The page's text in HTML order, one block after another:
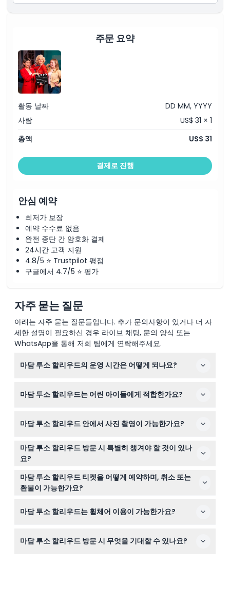
주문 요약
활동 날짜
DD MM, YYYY
사람
US$ 31 × 1
총액
US$ 31
결제로 진행
안심 예약
최저가 보장
예약 수수료 없음
완전 종단 간 암호화 결제
24시간 고객 지원
4.8/5 ⭐ Trustpilot 평점
구글에서 4.7/5 ⭐ 평가
자주 묻는 질문
아래는 자주 묻는 질문들입니다. 추가 문의사항이 있거나 더 자
세한 설명이 필요하신 경우 라이브 채팅, 문의 양식 또는
WhatsApp을 통해 저희 팀에게 연락해주세요.
마담 투소 할리우드의 운영 시간은 어떻게 되나요?
터 오후 6시까지, 금요일부터 일요일까지는 오전 10시부터
마담 투소 할리우드는 어린 아이들에게 적합한가요?
무료 입장이 가능해 모든 연령대 방문객에게 좋습니다.
마담 투소 할리우드 안에서 사진 촬영이 가능한가요?
방문 중 밀랍 인형과 함께 사진을 찍으실 수 있으나, 상업적
용도나 생방송을 위한 영상 및 사진 촬영은 허용되지 않습
니다.
마담 투소 할리우드 방문 시 특별히 챙겨야 할 것이 있나
요?
특별히 필요한 물품은 없으나 외부 음식과 음료는 반입이
금지되어 있습니다.
마담 투소 할리우드 티켓을 어떻게 예약하며, 취소 또는
환불이 가능한가요?
다. 모든 티켓은 환불 불가하며 취소도 불가능하다는 점 유
마담 투소 할리우드는 휠체어 이용이 가능한가요?
이 있는 방문객도 편안하게 이용할 수 있습니다.
마담 투소 할리우드 방문 시 무엇을 기대할 수 있나요?